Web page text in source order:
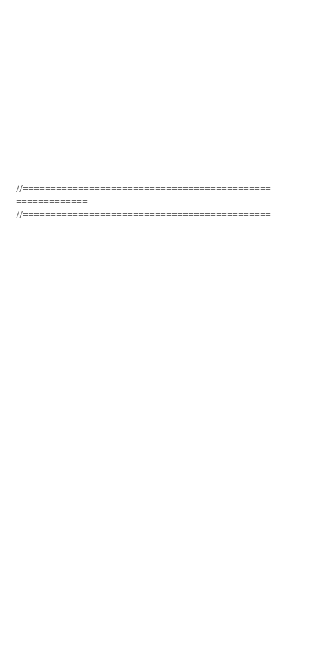
//=============================================
=============
//=============================================
=================